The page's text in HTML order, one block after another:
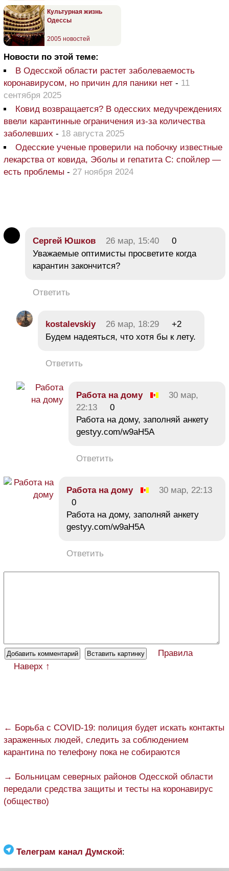
Культурная жизнь
Одессы
2005 новостей
Новости по этой теме:
В Одесской области растет заболеваемость
коронавирусом, но причин для паники нет - 11
сентября 2025
Ковид возвращается? В одесских медучреждениях
ввели карантинные ограничения из-за количества
заболевших - 18 августа 2025
Одесские ученые проверили на побочку известные
лекарства от ковида, Эболы и гепатита С: спойлер —
есть проблемы - 27 ноября 2024
Сергей Юшков 26 мар, 15:40
0
Уважаемые оптимисты просветите когда
карантин закончится?
Ответить
kostalevskiy 26 мар, 18:29
+2
Будем надеяться, что хотя бы к лету.
Ответить
Работа на дому
30 мар,
22:13
0
Работа на дому, заполняй анкету
gestyy.com/w9aH5A
Ответить
Работа на дому
30 мар, 22:13
0
Работа на дому, заполняй анкету
gestyy.com/w9aH5A
Ответить
Правила
Наверх ↑
← Борьба с COVID-19: полиция будет искать контакты
зараженных людей, следить за соблюдением
карантина по телефону пока не собираются
→ Больницам северных районов Одесской области
передали средства защиты и тесты на коронавирус
(общество)
Телеграм канал Думской: